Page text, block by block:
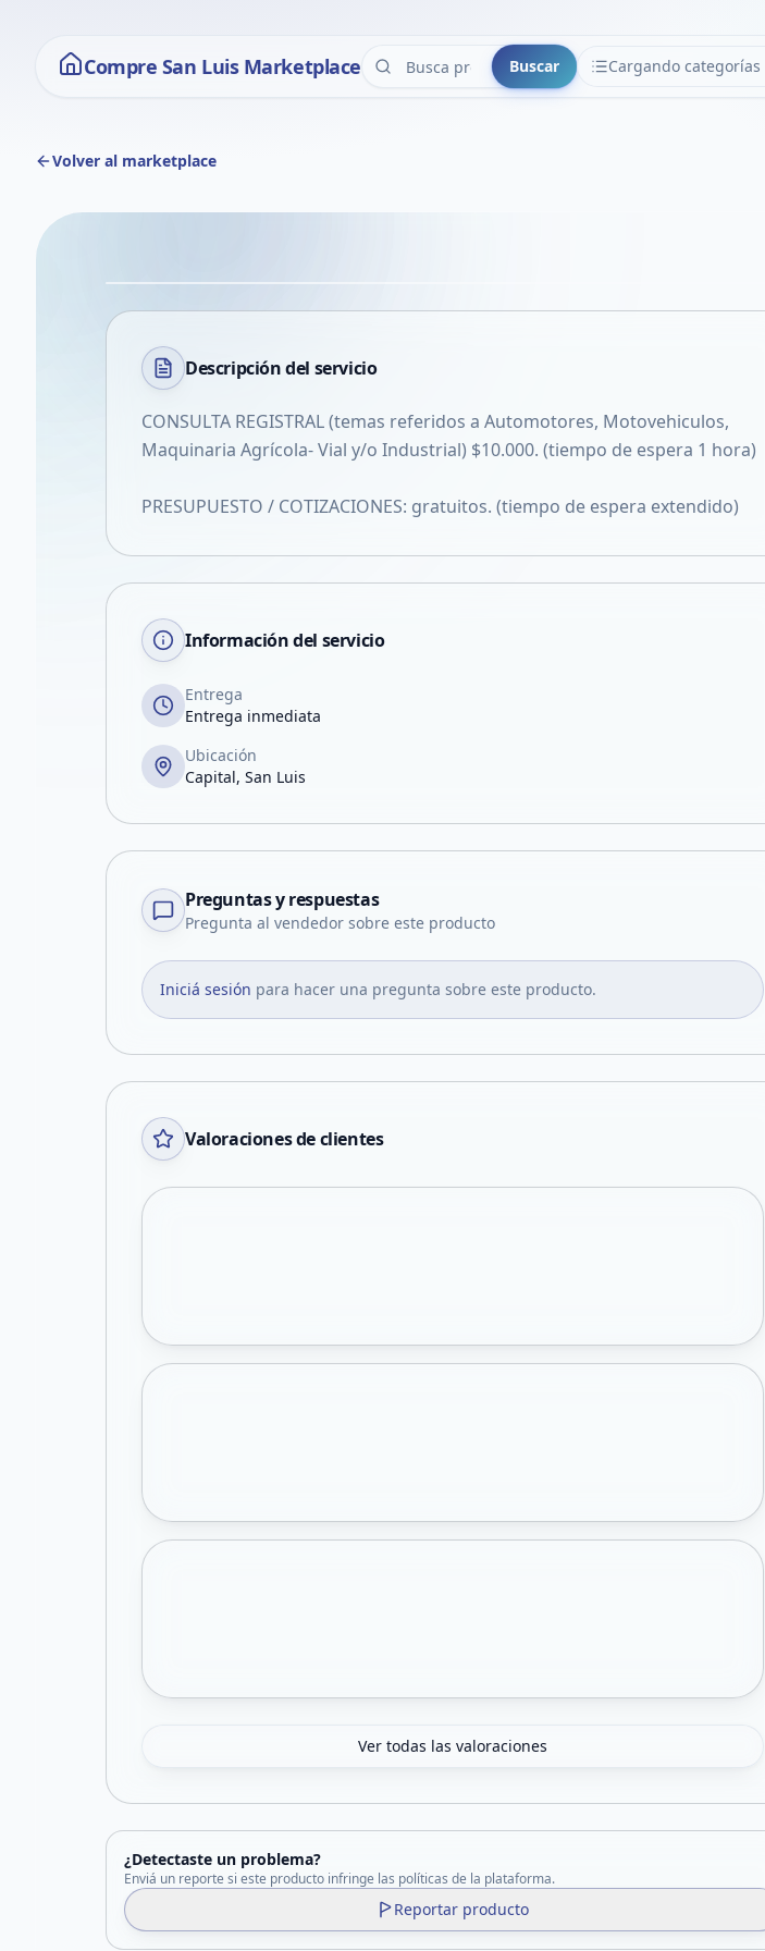
Compre San Luis Marketplace Buscar Cargando categorías
CATEGORÍAS
Volver al marketplace
VER EN PANTALLA COMPLETA
Descripción del servicio
CONSULTA REGISTRAL (temas referidos a Automotores, Motovehiculos,
Maquinaria Agrícola- Vial y/o Industrial) $10.000. (tiempo de espera 1 hora)
PRESUPUESTO / COTIZACIONES: gratuitos. (tiempo de espera extendido)
Información del servicio
Entrega
Entrega inmediata
Ubicación
Capital, San Luis
Preguntas y respuestas
Pregunta al vendedor sobre este producto
Iniciá sesión para hacer una pregunta sobre este producto.
Valoraciones de clientes
Ver todas las valoraciones
¿Detectaste un problema?
Enviá un reporte si este producto infringe las políticas de la plataforma.
Reportar producto